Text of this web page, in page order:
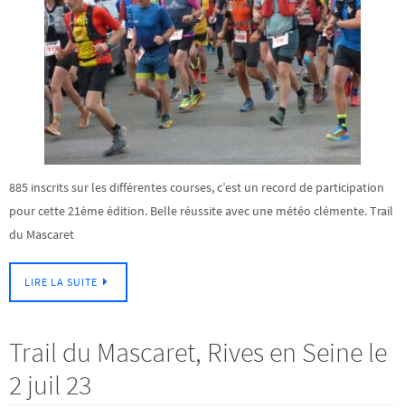
885 inscrits sur les différentes courses, c’est un record de participation
pour cette 21ème édition. Belle réussite avec une météo clémente. Trail
du Mascaret
LIRE LA SUITE
Trail du Mascaret, Rives en Seine le
2 juil 23